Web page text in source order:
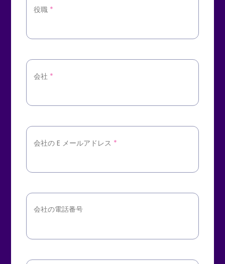
役職 *
会社 *
会社の E メールアドレス *
会社の電話番号